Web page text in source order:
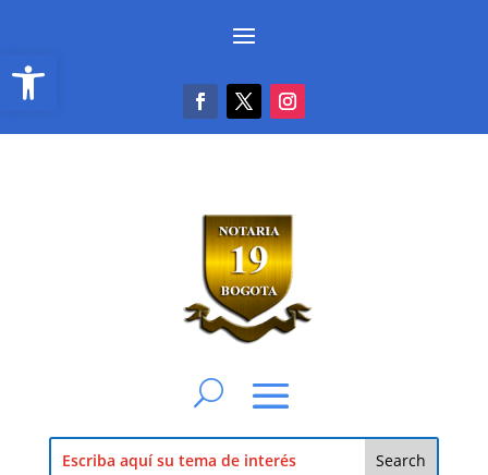
Abrir barra de herramientas